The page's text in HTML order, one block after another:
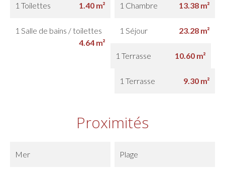
1 Toilettes 1.40 m² 1 Chambre 13.38 m²
1 Salle de bains / toilettes
4.64 m²
1 Séjour 23.28 m²
1 Terrasse 10.60 m²
1 Terrasse 9.30 m²
Proximités
Mer Plage